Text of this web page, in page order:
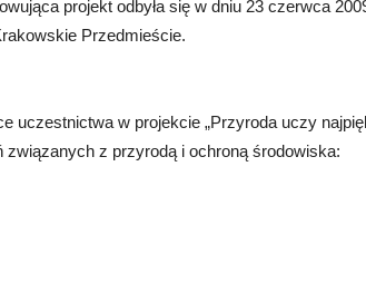
projekt odbyła się w dniu 23 czerwca
Przedmieście.
uczestnictwa w projekcie „Przyroda uczy
związanych z przyrodą i ochroną środowiska: